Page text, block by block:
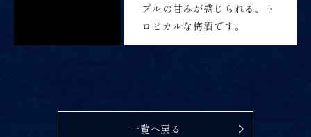
プルの甘みが感じられる、ト
ロピカルな梅酒です。
一覧へ戻る